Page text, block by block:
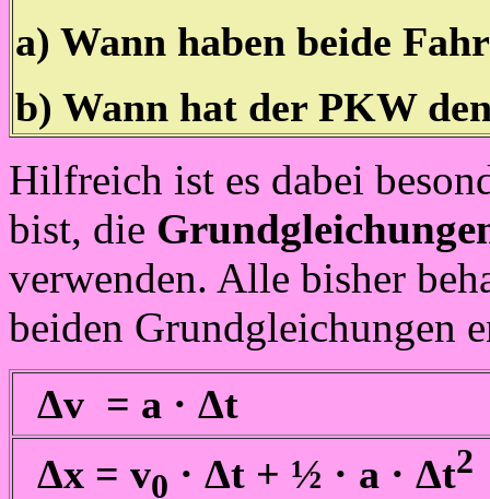
a) Wann haben beide
b) Wann hat der PKW
Hilfreich ist es dabei
bist, die
verwenden. Alle bisher
beiden Grundgleichungen
Δv = a · Δt
Δx = v0 · Δt + ½ · a · Δt2